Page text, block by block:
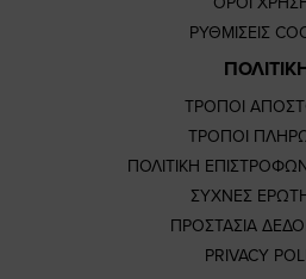
ΡΥΘΜΙΣΕΙΣ
ΤΡΟΠΟΙ
ΤΡΟΠΟΙ
ΠΟΛΙΤΙΚΗ
ΣΥΧΝΕΣ
ΠΡΟΣΤΑΣΙΑ
PRIVACY